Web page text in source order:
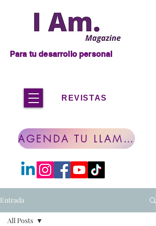
REVISTAS
Para tu desarrollo personal
AGENDA TU LLAMADA
Entrada
All Posts